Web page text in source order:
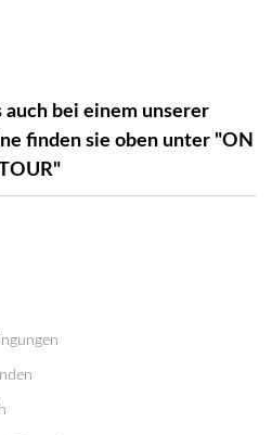
auch bei einem unserer
finden sie oben unter "ON